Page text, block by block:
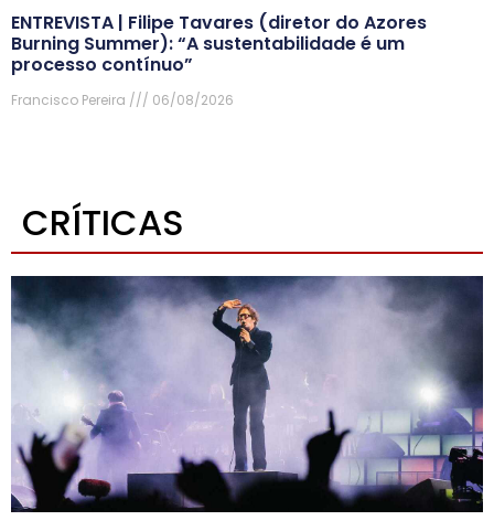
ENTREVISTA | Filipe Tavares (diretor do Azores
Burning Summer): “A sustentabilidade é um
processo contínuo”
Francisco Pereira 06/08/2026
CRÍTICAS